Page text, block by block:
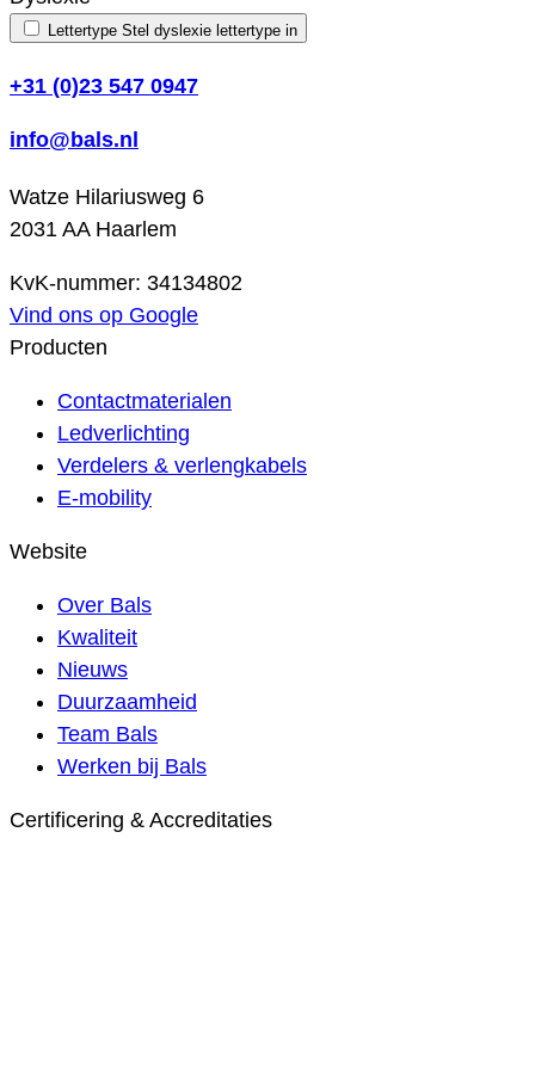
Lettertype Stel dyslexie lettertype in
+31 (0)23 547 0947
info@bals.nl
Watze Hilariusweg 6
2031 AA Haarlem
KvK-nummer: 34134802
Vind ons op Google
Producten
Contactmaterialen
Ledverlichting
Verdelers & verlengkabels
E-mobility
Website
Over Bals
Kwaliteit
Nieuws
Duurzaamheid
Team Bals
Werken bij Bals
Certificering & Accreditaties